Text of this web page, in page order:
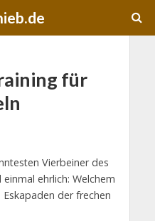
für
Vierbeiner des
einmal ehrlich: Welchem
der frechen